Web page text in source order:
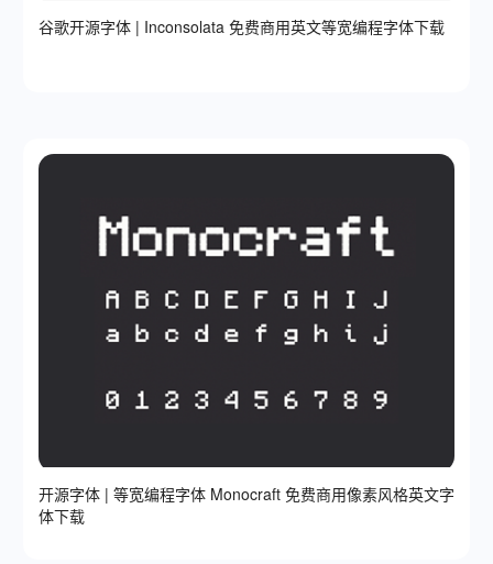
谷歌开源字体 | Inconsolata 免费商用英文等宽编程字体下载
开源字体 | 等宽编程字体 Monocraft 免费商用像素风格英文字
体下载